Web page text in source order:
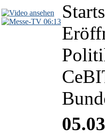
06:13